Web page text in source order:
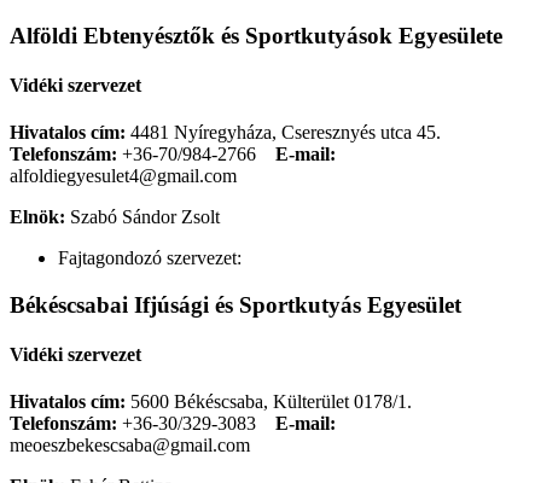
Alföldi Ebtenyésztők és Sportkutyások Egyesülete
Vidéki szervezet
Hivatalos cím: 4481 Nyíregyháza, Cseresznyés utca 45.
Telefonszám: +36-70/984-2766
E-mail:
alfoldiegyesulet4@gmail.com
Elnök: Szabó Sándor Zsolt
Fajtagondozó szervezet:
Békéscsabai Ifjúsági és Sportkutyás Egyesület
Vidéki szervezet
Hivatalos cím: 5600 Békéscsaba, Külterület 0178/1.
Telefonszám: +36-30/329-3083
E-mail:
meoeszbekescsaba@gmail.com